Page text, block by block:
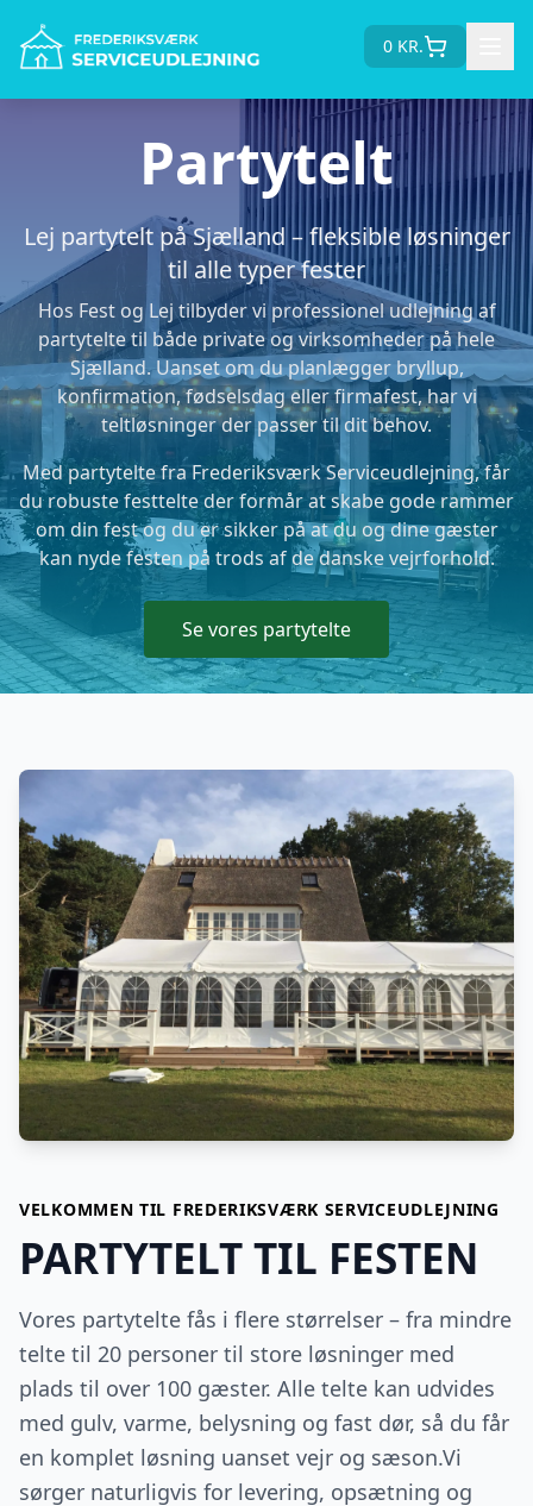
0 KR.
Partytelt
Lej partytelt på Sjælland – fleksible løsninger
til alle typer fester
Hos Fest og Lej tilbyder vi professionel udlejning af
partytelte til både private og virksomheder på hele
Sjælland. Uanset om du planlægger bryllup,
konfirmation, fødselsdag eller firmafest, har vi
teltløsninger der passer til dit behov.
Med partytelte fra Frederiksværk Serviceudlejning, får
du robuste festtelte der formår at skabe gode rammer
om din fest og du er sikker på at du og dine gæster
kan nyde festen på trods af de danske vejrforhold.
Se vores partytelte
VELKOMMEN TIL FREDERIKSVÆRK SERVICEUDLEJNING
PARTYTELT TIL FESTEN
Vores partytelte fås i flere størrelser – fra mindre
telte til 20 personer til store løsninger med
plads til over 100 gæster. Alle telte kan udvides
med gulv, varme, belysning og fast dør, så du får
en komplet løsning uanset vejr og sæson.Vi
sørger naturligvis for levering, opsætning og